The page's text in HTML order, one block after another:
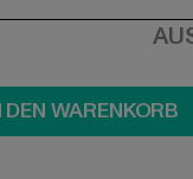
DEN WARENKORB